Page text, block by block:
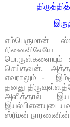
எம்பெருமான்
செய்தவன்.
எவராலும் -
தனது
அளித்தால்
ஸ்ரீமன் நாரணனின்